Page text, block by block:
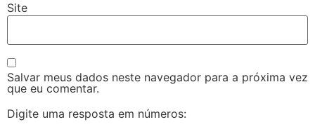
Site
Salvar meus dados neste navegador para a próxima vez
que eu comentar.
Digite uma resposta em números: